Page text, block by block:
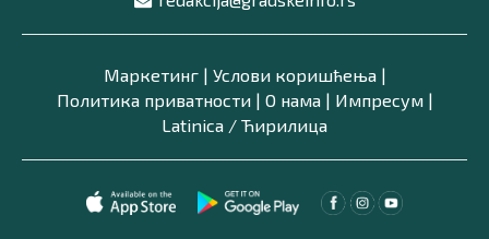
Маркетинг| Услови коришћења|
Политика приватности| О нама| Импресум|
Latinica / Ћирилица